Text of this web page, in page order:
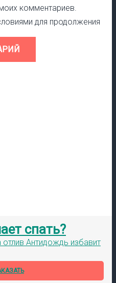
комментариев.
для продолжения
спать?
Антидождь избавит